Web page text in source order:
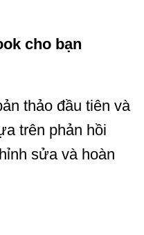
cho bạn
thảo đầu tiên và
trên phản hồi
sửa và hoàn